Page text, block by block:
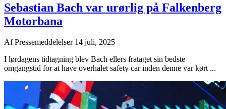
Sebastian Bach var urørlig på Falkenberg
Motorbana
AfPressemeddelelser 14 juli, 2025
I lørdagens tidtagning blev Bach ellers frataget sin bedste
omgangstid for at have overhalet safety car inden denne var kørt ...